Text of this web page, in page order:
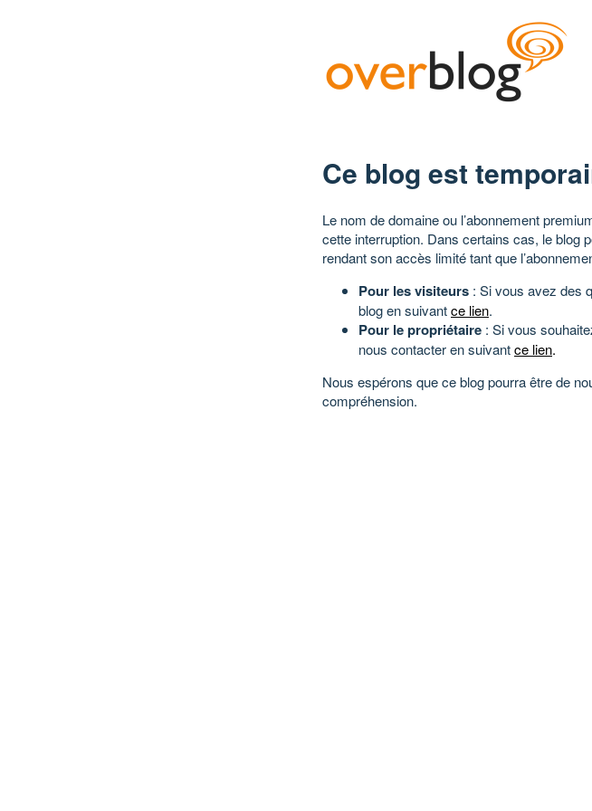
Ce blog est
Le nom de domaine ou l’abonnement
cette interruption. Dans certains cas, le blog
rendant son accès limité tant que
Pour les visiteurs : Si vous avez des
blog en suivantce lien.
Pour le propriétaire : Si vous
nous contacter en suivantce lien.
Nous espérons que ce blog pourra être de
compréhension.